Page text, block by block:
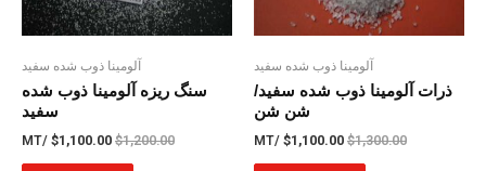
آلومینا ذوب شده سفید
ذرات آلومینا ذوب شده سفید/
شن شن
$1,300.00
$1,100.00
/MT
آلومینا ذوب شده سفید
سنگ ریزه آلومینا ذوب شده
سفید
$1,200.00
$1,100.00
/MT